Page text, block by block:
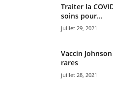
Traiter la
soins pour...
juillet 29, 2021
Vaccin
rares
juillet 28, 2021